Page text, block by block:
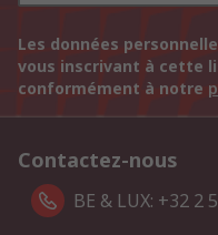
Les données
vous inscrivant à cette
conformément à notre
Contactez-nous
BE & LUX: +32 2